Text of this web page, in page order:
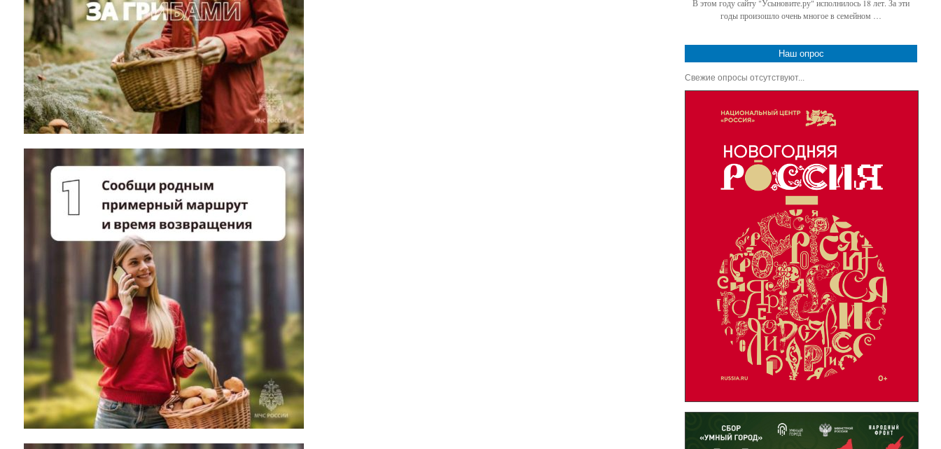
В этом году сайту "Усыновите.ру" исполнилось 18 лет. За эти
годы произошло очень многое в семейном …
Наш опрос
Свежие опросы отсутствуют...